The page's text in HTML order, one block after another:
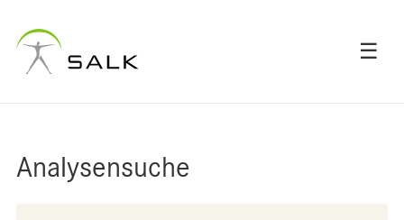
☰
Analysensuche